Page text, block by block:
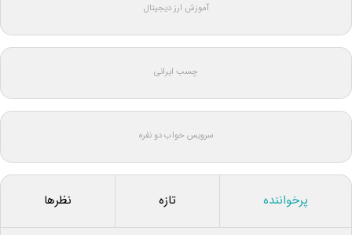
آموزش ارز دیجیتال
چسب ایرانی
سرویس خواب دو نفره
پرخواننده تازه نظرها